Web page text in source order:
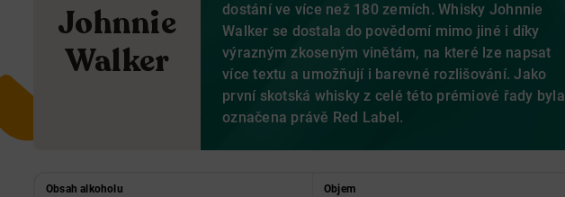
Johnnie
Walker
dostání ve více než 180 zemích. Whisky Johnnie
Walker se dostala do povědomí mimo jiné i díky
výrazným zkoseným vinětám, na které lze napsat
více textu a umožňují i barevné rozlišování. Jako
první skotská whisky z celé této prémiové řady byla
označena právě Red Label.
Obsah alkoholu Objem